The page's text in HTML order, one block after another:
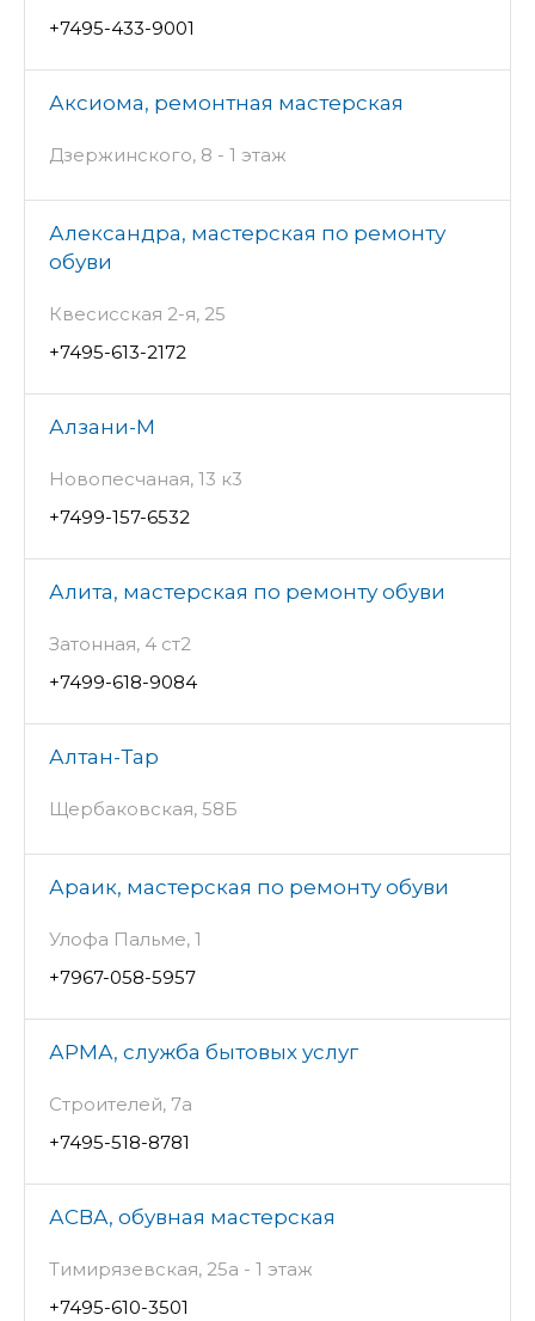
+7495-433-9001
Аксиома, ремонтная мастерская
Дзержинского, 8 - 1 этаж
Александра, мастерская по ремонту
обуви
Квесисская 2-я, 25
+7495-613-2172
Алзани-М
Новопесчаная, 13 к3
+7499-157-6532
Алита, мастерская по ремонту обуви
Затонная, 4 ст2
+7499-618-9084
Алтан-Тар
Щербаковская, 58Б
Араик, мастерская по ремонту обуви
Улофа Пальме, 1
+7967-058-5957
АРМА, служба бытовых услуг
Строителей, 7а
+7495-518-8781
АСВА, обувная мастерская
Тимирязевская, 25а - 1 этаж
+7495-610-3501